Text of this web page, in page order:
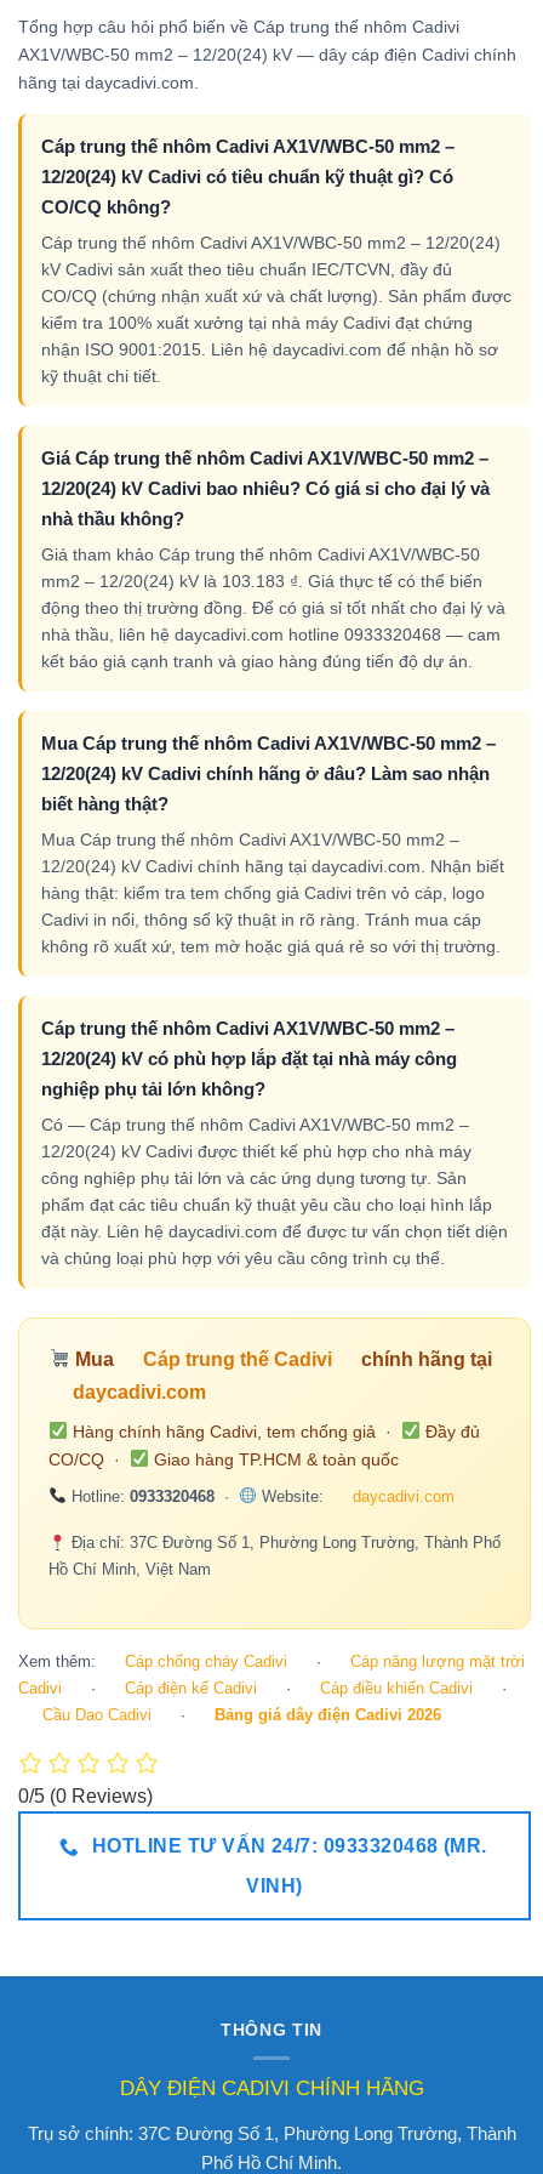
Tổng hợp câu hỏi phổ biến về Cáp trung thế nhôm Cadivi
AX1V/WBC-50 mm2 – 12/20(24) kV — dây cáp điện Cadivi chính
hãng tại daycadivi.com.
Cáp trung thế nhôm Cadivi AX1V/WBC-50 mm2 –
12/20(24) kV Cadivi có tiêu chuẩn kỹ thuật gì? Có
CO/CQ không?
Cáp trung thế nhôm Cadivi AX1V/WBC-50 mm2 – 12/20(24)
kV Cadivi sản xuất theo tiêu chuẩn IEC/TCVN, đầy đủ
CO/CQ (chứng nhận xuất xứ và chất lượng). Sản phẩm được
kiểm tra 100% xuất xưởng tại nhà máy Cadivi đạt chứng
nhận ISO 9001:2015. Liên hệ daycadivi.com để nhận hồ sơ
kỹ thuật chi tiết.
Giá Cáp trung thế nhôm Cadivi AX1V/WBC-50 mm2 –
12/20(24) kV Cadivi bao nhiêu? Có giá sỉ cho đại lý và
nhà thầu không?
Giá tham khảo Cáp trung thế nhôm Cadivi AX1V/WBC-50
mm2 – 12/20(24) kV là 103.183 ₫. Giá thực tế có thể biến
động theo thị trường đồng. Để có giá sỉ tốt nhất cho đại lý và
nhà thầu, liên hệ daycadivi.com hotline 0933320468 — cam
kết báo giá cạnh tranh và giao hàng đúng tiến độ dự án.
Mua Cáp trung thế nhôm Cadivi AX1V/WBC-50 mm2 –
12/20(24) kV Cadivi chính hãng ở đâu? Làm sao nhận
biết hàng thật?
Mua Cáp trung thế nhôm Cadivi AX1V/WBC-50 mm2 –
12/20(24) kV Cadivi chính hãng tại daycadivi.com. Nhận biết
hàng thật: kiểm tra tem chống giả Cadivi trên vỏ cáp, logo
Cadivi in nổi, thông số kỹ thuật in rõ ràng. Tránh mua cáp
không rõ xuất xứ, tem mờ hoặc giá quá rẻ so với thị trường.
Cáp trung thế nhôm Cadivi AX1V/WBC-50 mm2 –
12/20(24) kV có phù hợp lắp đặt tại nhà máy công
nghiệp phụ tải lớn không?
Có — Cáp trung thế nhôm Cadivi AX1V/WBC-50 mm2 –
12/20(24) kV Cadivi được thiết kế phù hợp cho nhà máy
công nghiệp phụ tải lớn và các ứng dụng tương tự. Sản
phẩm đạt các tiêu chuẩn kỹ thuật yêu cầu cho loại hình lắp
đặt này. Liên hệ daycadivi.com để được tư vấn chọn tiết diện
và chủng loại phù hợp với yêu cầu công trình cụ thể.
Mua Cáp trung thế Cadivi
chính hãng tại
daycadivi.com
Hàng chính hãng Cadivi, tem chống giả ·
Đầy đủ
CO/CQ ·
Giao hàng TP.HCM & toàn quốc
Hotline: 0933320468· Website: daycadivi.com
Địa chỉ: 37C Đường Số 1, Phường Long Trường, Thành Phố
Hồ Chí Minh, Việt Nam
Xem thêm: Cáp chống cháy Cadivi ·
Cáp năng lượng mặt trời
Cadivi
· Cáp điện kế Cadivi · Cáp điều khiển Cadivi
·
Cầu Dao Cadivi
· Bảng giá dây điện Cadivi 2026
0/5 (0 Reviews)
HOTLINE TƯ VẤN 24/7: 0933320468 (MR.
VINH)
THÔNG TIN
DÂY ĐIỆN CADIVI CHÍNH HÃNG
Trụ sở chính: 37C Đường Số 1, Phường Long Trường, Thành
Phố Hồ Chí Minh.